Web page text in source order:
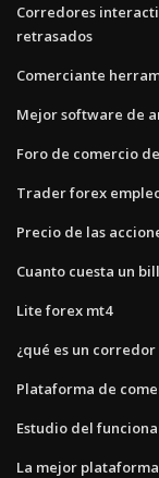
Corredores
retrasados
Comerciante
Mejor software de
Foro de comercio
Trader forex
Precio de las
Cuanto cuesta un
Lite forex mt4
¿qué es un corredor
Plataforma de
Estudio del
La mejor